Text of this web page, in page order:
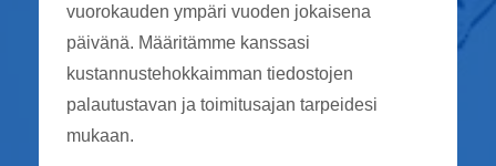
vuorokauden ympäri vuoden jokaisena
päivänä. Määritämme kanssasi
kustannustehokkaimman tiedostojen
palautustavan ja toimitusajan tarpeidesi
mukaan.